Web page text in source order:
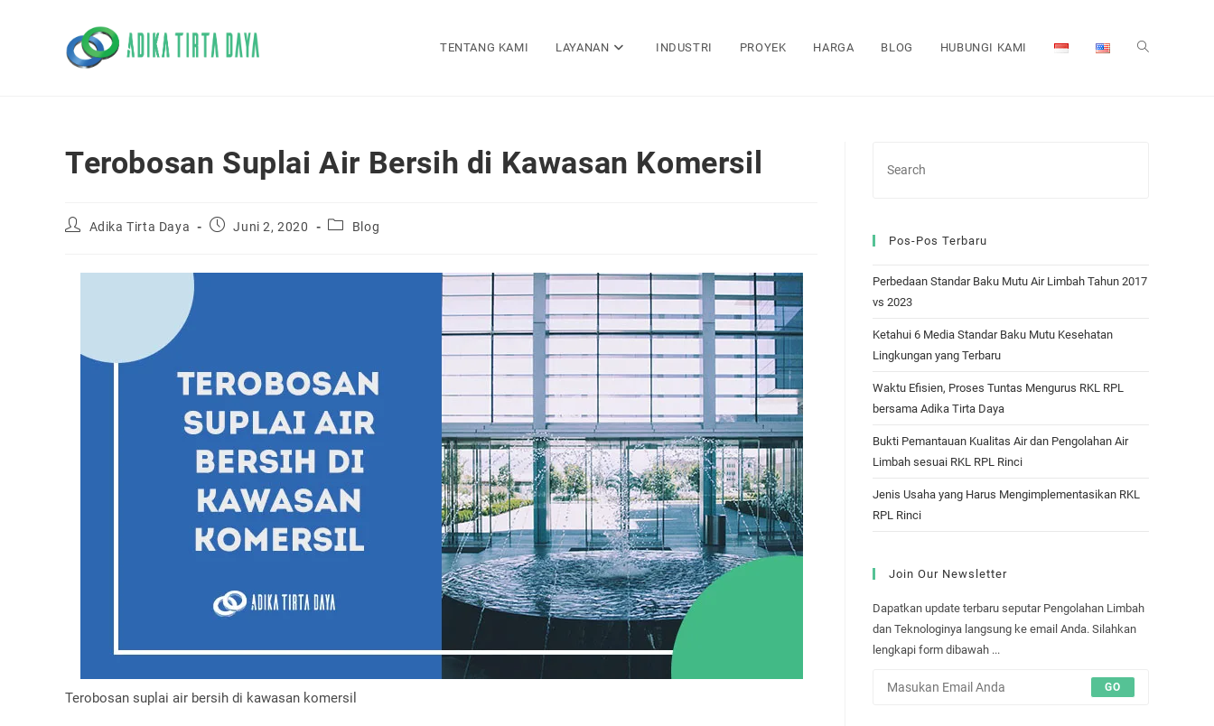
TENTANG KAMI LAYANAN INDUSTRI PROYEK HARGA BLOG HUBUNGI KAMI TOGGLE
Terobosan Suplai Air Bersih di Kawasan Komersil
PostAdika Tirta Daya
Post Juni 2, 2020
PostBlog
Terobosan suplai air bersih di kawasan komersil
Pos-Pos Terbaru
Perbedaan Standar Baku Mutu Air Limbah Tahun 2017
vs 2023
Ketahui 6 Media Standar Baku Mutu Kesehatan
Lingkungan yang Terbaru
Waktu Efisien, Proses Tuntas Mengurus RKL RPL
bersama Adika Tirta Daya
Bukti Pemantauan Kualitas Air dan Pengolahan Air
Limbah sesuai RKL RPL Rinci
Jenis Usaha yang Harus Mengimplementasikan RKL
RPL Rinci
Join Our Newsletter
Dapatkan update terbaru seputar Pengolahan Limbah
dan Teknologinya langsung ke email Anda. Silahkan
lengkapi form dibawah ...
GO